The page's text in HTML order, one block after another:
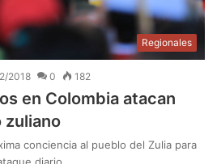
Regionales
2018 0 182
en Colombia atacan
conciencia al pueblo del Zulia para
diario…